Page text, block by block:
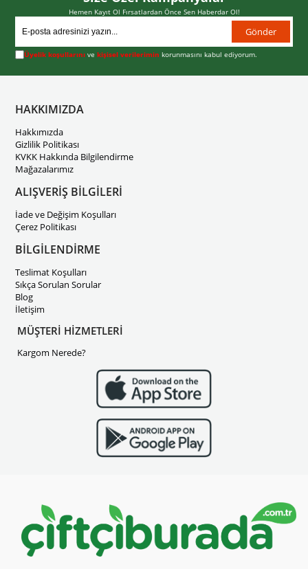
Hemen Kayıt Ol Fırsatlardan Önce Sen Haberdar Ol!
Gönder
Üyelik koşullarını vekişisel verilerimin korunmasını kabul ediyorum.
HAKKIMIZDA
Hakkımızda
Gizlilik Politikası
KVKK Hakkında Bilgilendirme
Mağazalarımız
ALIŞVERİŞ BİLGİLERİ
İade ve Değişim Koşulları
Çerez Politikası
BİLGİLENDİRME
Teslimat Koşulları
Sıkça Sorulan Sorular
Blog
İletişim
MÜŞTERİ HİZMETLERİ
Kargom Nerede?